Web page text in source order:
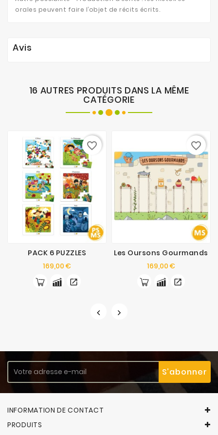
orales peuvent faire l’objet de récits écrits.
Avis
16 AUTRES PRODUITS DANS LA MÊME
CATÉGORIE
PACK 6 PUZZLES
169,00 €Prix
favorite_border
Les Oursons Gourmands
169,00 €Prix
favorite_border
INFORMATION DE CONTACT
PRODUITS